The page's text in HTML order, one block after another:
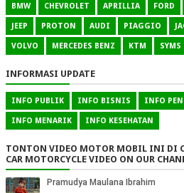
BMW CHEVROLET APRILLIA FORD
JEEP PROTON AUDI PIAGGIO
VOLVO MERCEDES BENZ KTM SYMS
INFORMASI UPDATE
INFO PUBLIK INFO BISNIS INFO
INFO MENARIK INFO KESEHATAN
TONTON VIDEO MOTOR MOBIL INI DI
CAR MOTORCYCLE VIDEO ON OUR